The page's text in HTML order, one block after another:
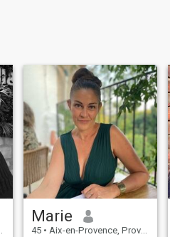
Marie
45 • Aix-en-Provence, Provence-Alpes-Côte d'Azur, France